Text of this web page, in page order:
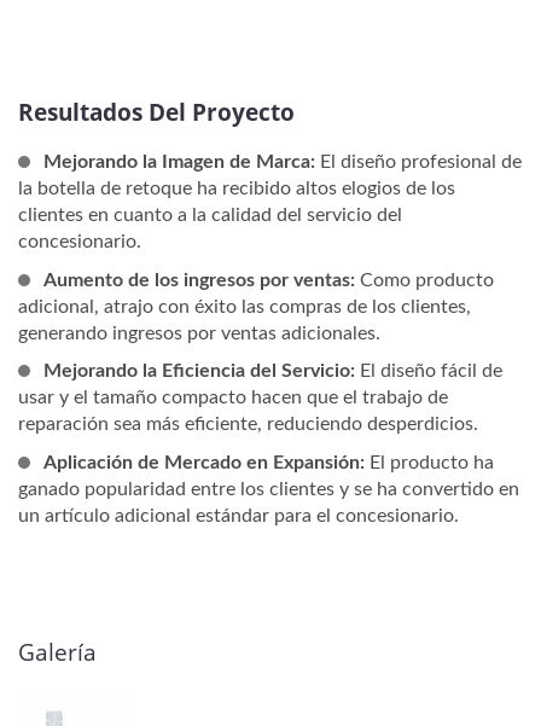
Resultados Del Proyecto
Mejorando la Imagen de Marca: El diseño profesional de
la botella de retoque ha recibido altos elogios de los
clientes en cuanto a la calidad del servicio del
concesionario.
Aumento de los ingresos por ventas: Como producto
adicional, atrajo con éxito las compras de los clientes,
generando ingresos por ventas adicionales.
Mejorando la Eficiencia del Servicio: El diseño fácil de
usar y el tamaño compacto hacen que el trabajo de
reparación sea más eficiente, reduciendo desperdicios.
Aplicación de Mercado en Expansión: El producto ha
ganado popularidad entre los clientes y se ha convertido en
un artículo adicional estándar para el concesionario.
Galería